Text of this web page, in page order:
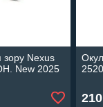
Nexus
New 2025
210